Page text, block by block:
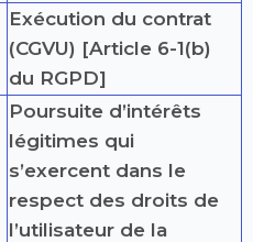
Exécution du contrat
(CGVU) [Article 6-1(b)
du RGPD]
Poursuite d’intérêts
légitimes qui
s’exercent dans le
respect des droits de
l’utilisateur de la